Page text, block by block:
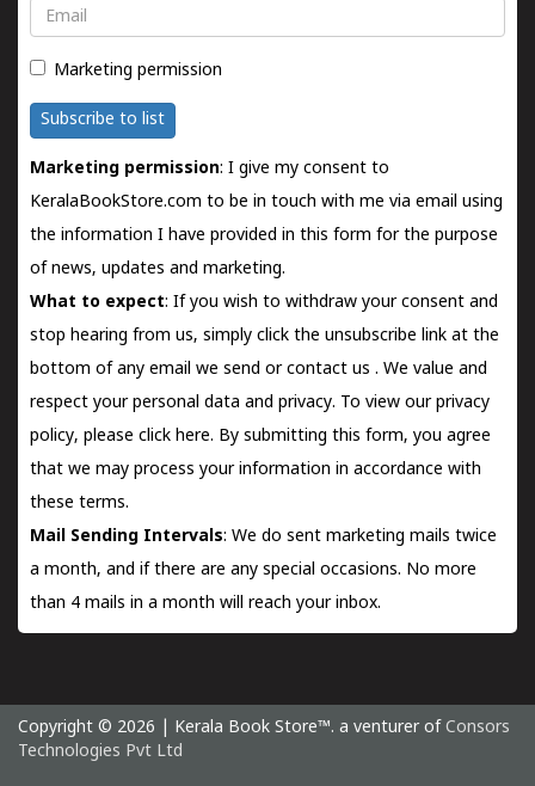
Email
Marketing permission
Subscribe to list
Marketing permission: I give my consent to
KeralaBookStore.com to be in touch with me via email using
the information I have provided in this form for the purpose
of news, updates and marketing.
What to expect: If you wish to withdraw your consent and
stop hearing from us, simply click the unsubscribe link at the
bottom of any email we send orcontact us . We value and
respect your personal data and privacy. To view our privacy
policy, please click here. By submitting this form, you agree
that we may process your information in accordance with
these terms.
Mail Sending Intervals: We do sent marketing mails twice
a month, and if there are any special occasions. No more
than 4 mails in a month will reach your inbox.
Copyright © 2026 | Kerala Book Store™. a venturer of Consors
Technologies Pvt Ltd